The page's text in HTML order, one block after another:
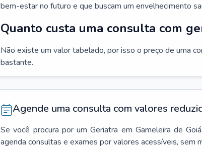
bem-estar no futuro e que buscam um envelhecimento
Quanto custa uma consulta com
Não existe um valor tabelado, por isso o preço de uma
bastante.
Agende uma consulta com valores
Se você procura por um Geriatra em Gameleira de
agenda consultas e exames por valores acessíveis, sem